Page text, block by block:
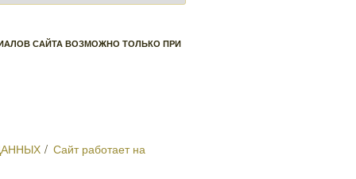
САЙТА ВОЗМОЖНО ТОЛЬКО ПРИ
Сайт работает на